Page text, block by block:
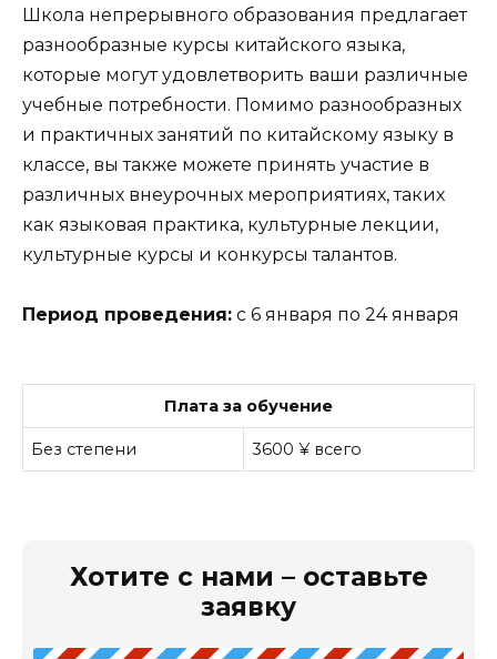
Школа непрерывного образования предлагает
разнообразные курсы китайского языка,
которые могут удовлетворить ваши различные
учебные потребности. Помимо разнообразных
и практичных занятий по китайскому языку в
классе, вы также можете принять участие в
различных внеурочных мероприятиях, таких
как языковая практика, культурные лекции,
культурные курсы и конкурсы талантов.
Период проведения: с 6 января по 24 января
Плата за обучение
Без степени 3600 ¥ всего
Хотите с нами – оставьте
заявку